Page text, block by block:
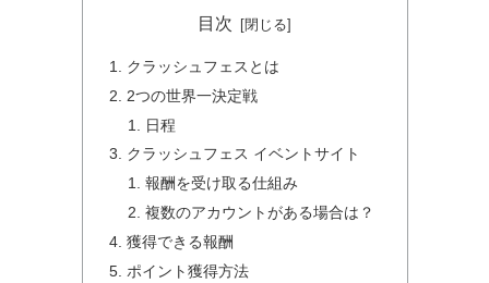
目次
クラッシュフェスとは
2つの世界一決定戦
日程
クラッシュフェス イベントサイト
報酬を受け取る仕組み
複数のアカウントがある場合は？
獲得できる報酬
ポイント獲得方法